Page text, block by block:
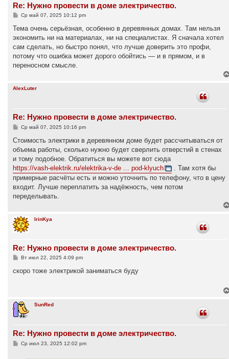
Re: Нужно провести в доме электричество.
С
о
щ
е
и
е
Ср май 07, 2025 10:12 pm
Тема очень серьёзная, особенно в деревянных домах. Там нельзя
экономить ни на материалах, ни на специалистах. Я сначала хотел
сам сделать, но быстро понял, что лучше доверить это профи,
потому что ошибка может дорого обойтись — и в прямом, и в
переносном смысле.
AlexLuter
Re: Нужно провести в доме электричество.
С
о
щ
е
и
е
Ср май 07, 2025 10:16 pm
Стоимость электрики в деревянном доме будет рассчитываться от
объема работы, сколько нужно будет сверлить отверстий в стенах
и тому подобное. Обратиться вы можете вот сюда
https://vash-elektrik.ru/elektrika-v-de ... pod-klyuch
. Там хотя бы
примерные расчёты есть и можно уточнить по телефону, что в цену
входит. Лучше переплатить за надёжность, чем потом
переделывать.
IrinKya
Re: Нужно провести в доме электричество.
С
о
е
Вт июл 22, 2025 4:09 pm
скоро тоже электрикой заниматься буду
SunRed
Re: Нужно провести в доме электричество.
ССр июл 23, 2025 12:02 pm